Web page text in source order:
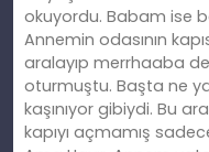
okuyordu. Babam ise
Annemin odasının
aralayıp merrhaaba
oturmuştu. Başta ne
kaşınıyor gibiydi. Bu
kapıyı açmamış